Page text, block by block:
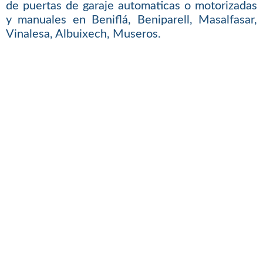
de puertas de garaje automaticas o motorizadas
y manuales en Beniflá, Beniparell, Masalfasar,
Vinalesa, Albuixech, Museros.